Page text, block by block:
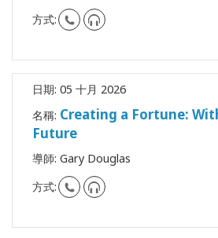
方式:
日期: 05 十月 2026
名稱: Creating a Fortune:
Future
導師: Gary Douglas
方式: